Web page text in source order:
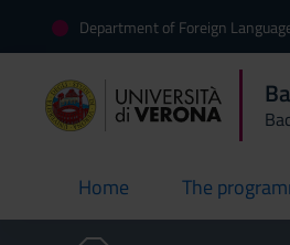
Department of Foreign
Home
current The